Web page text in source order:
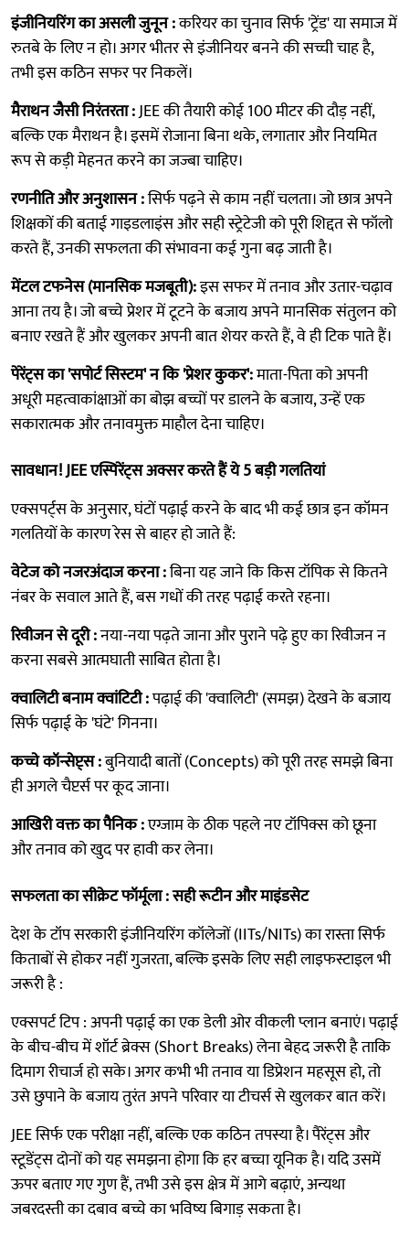
इंजीनियरिंग का असली जुनून :करियर का चुनाव सिर्फ 'ट्रेंड' या समाज में
रुतबे के लिए न हो। अगर भीतर से इंजीनियर बनने की सच्ची चाह है,
तभी इस कठिन सफर पर निकलें।
मैराथन जैसी निरंतरता :JEE की तैयारी कोई 100 मीटर की दौड़ नहीं,
बल्कि एक मैराथन है। इसमें रोजाना बिना थके, लगातार और नियमित
रूप से कड़ी मेहनत करने का जज्बा चाहिए।
रणनीति और अनुशासन :सिर्फ पढ़ने से काम नहीं चलता। जो छात्र अपने
शिक्षकों की बताई गाइडलाइंस और सही स्ट्रेटेजी को पूरी शिद्दत से फॉलो
करते हैं, उनकी सफलता की संभावना कई गुना बढ़ जाती है।
मेंटल टफनेस (मानसिक मजबूती):इस सफर में तनाव और उतार-चढ़ाव
आना तय है। जो बच्चे प्रेशर में टूटने के बजाय अपने मानसिक संतुलन को
बनाए रखते हैं और खुलकर अपनी बात शेयर करते हैं, वे ही टिक पाते हैं।
पेरेंट्स का 'सपोर्ट सिस्टम' न कि 'प्रेशर कुकर':माता-पिता को अपनी
अधूरी महत्वाकांक्षाओं का बोझ बच्चों पर डालने के बजाय, उन्हें एक
सकारात्मक और तनावमुक्त माहौल देना चाहिए।
सावधान! JEE एस्पिरेंट्स अक्सर करते हैं ये 5 बड़ी गलतियां
एक्सपर्ट्स के अनुसार, घंटों पढ़ाई करने के बाद भी कई छात्र इन कॉमन
गलतियों के कारण रेस से बाहर हो जाते हैं:
वेटेज को नजरअंदाज करना :बिना यह जाने कि किस टॉपिक से कितने
नंबर के सवाल आते हैं, बस गधों की तरह पढ़ाई करते रहना।
रिवीजन से दूरी :नया-नया पढ़ते जाना और पुराने पढ़े हुए का रिवीजन न
करना सबसे आत्मघाती साबित होता है।
क्वालिटी बनाम क्वांटिटी :पढ़ाई की 'क्वालिटी' (समझ) देखने के बजाय
सिर्फ पढ़ाई के 'घंटे' गिनना।
कच्चे कॉन्सेप्ट्स :बुनियादी बातों (Concepts) को पूरी तरह समझे बिना
ही अगले चैप्टर्स पर कूद जाना।
आखिरी वक्त का पैनिक :एग्जाम के ठीक पहले नए टॉपिक्स को छूना
और तनाव को खुद पर हावी कर लेना।
सफलता का सीक्रेट फॉर्मूला :सही रूटीन और माइंडसेट
देश के टॉप सरकारी इंजीनियरिंग कॉलेजों (IITs/NITs) का रास्ता सिर्फ
किताबों से होकर नहीं गुजरता, बल्कि इसके लिए सही लाइफस्टाइल भी
जरूरी है :
एक्सपर्ट टिप : अपनी पढ़ाई का एक डेली ओर वीकली प्लान बनाएं। पढ़ाई
के बीच-बीच में शॉर्ट ब्रेक्स (Short Breaks) लेना बेहद जरूरी है ताकि
दिमाग रीचार्ज हो सके। अगर कभी भी तनाव या डिप्रेशन महसूस हो, तो
उसे छुपाने के बजाय तुरंत अपने परिवार या टीचर्स से खुलकर बात करें।
JEE सिर्फ एक परीक्षा नहीं, बल्कि एक कठिन तपस्या है। पैरेंट्स और
स्टूडेंट्स दोनों को यह समझना होगा कि हर बच्चा यूनिक है। यदि उसमें
ऊपर बताए गए गुण हैं, तभी उसे इस क्षेत्र में आगे बढ़ाएं, अन्यथा
जबरदस्ती का दबाव बच्चे का भविष्य बिगाड़ सकता है।